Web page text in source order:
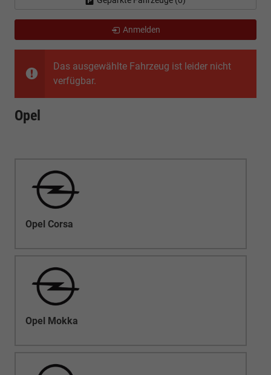
Das ausgewählte Fahrzeug ist leider nicht
verfügbar.
Opel
Opel Corsa
Opel Mokka
Anmelden